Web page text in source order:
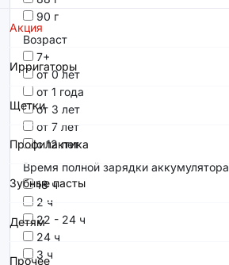
Акция
Ирригаторы
Щетки
Профилактика
Зубные пасты
Детям
Прочее
90 г
Возраст
7+
от 0 лет
от 1 года
от 3 лет
от 7 лет
с 12 лет
Время полной зарядки аккумулятора
18 ч
2 ч
22 - 24 ч
24 ч
3 ч